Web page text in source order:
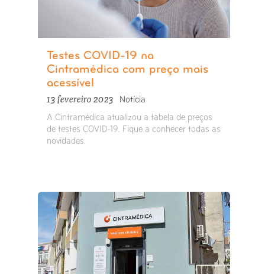
Testes COVID-19 na
Cintramédica com preço mais
acessível
13 fevereiro 2023
Notícia
A Cintramédica atualizou a tabela de preços
de testes COVID-19. Fique a conhecer todas as
novidades.